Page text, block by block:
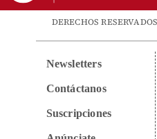
DERECHOS
Newsletters
Contáctanos
Suscripciones